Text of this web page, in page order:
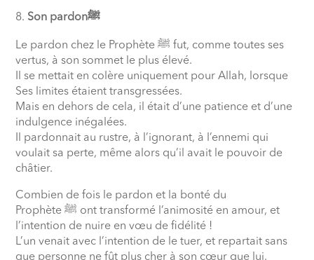
Son pardonﷺ
Le pardon chez le Prophèteﷺ fut, comme toutes ses
vertus, à son sommet le plus élevé.
Il se mettait en colère uniquement pour Allah, lorsque
Ses limites étaient transgressées.
Mais en dehors de cela, il était d’une patience et d’une
indulgence inégalées.
Il pardonnait au rustre, à l’ignorant, à l’ennemi qui
voulait sa perte, même alors qu’il avait le pouvoir de
châtier.
Combien de fois le pardon et la bonté du
Prophèteﷺ ont transformé l’animosité en amour, et
l’intention de nuire en vœu de fidélité !
L’un venait avec l’intention de le tuer, et repartait sans
que personne ne fût plus cher à son cœur que lui.